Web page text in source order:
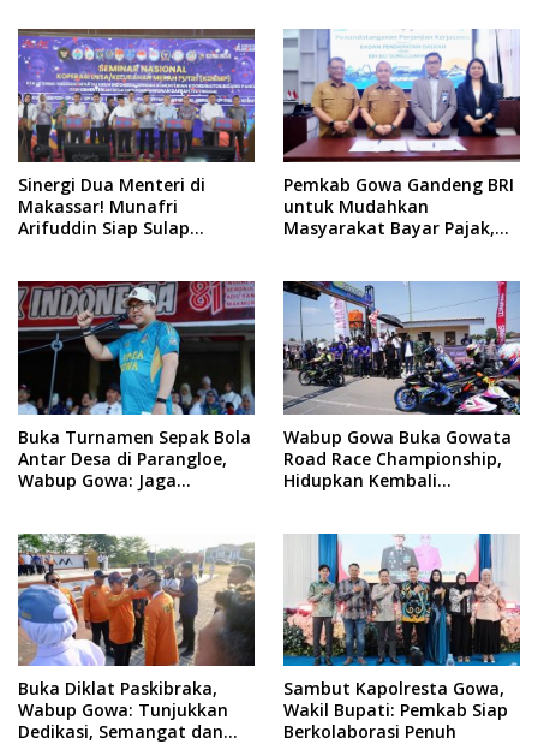
Sinergi Dua Menteri di
Makassar! Munafri
Arifuddin Siap Sulap
Baru
Pemkab Gowa Gandeng BRI
untuk Mudahkan
Masyarakat Bayar Pajak,
Buka Turnamen Sepak Bola
Antar Desa di Parangloe,
Wabup Gowa: Jaga
Wabup Gowa Buka Gowata
Road Race Championship,
Hidupkan Kembali
Buka Diklat Paskibraka,
Wabup Gowa: Tunjukkan
Dedikasi, Semangat dan
Sambut Kapolresta Gowa,
Wakil Bupati: Pemkab Siap
Berkolaborasi Penuh